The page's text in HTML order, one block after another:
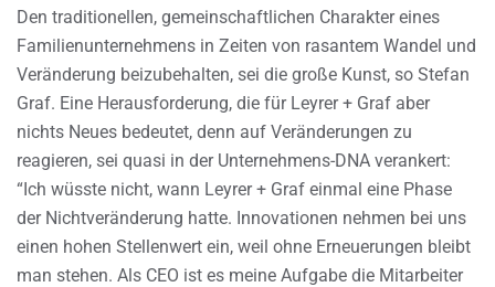
Den traditionellen, gemeinschaftlichen Charakter eines
Familienunternehmens in Zeiten von rasantem Wandel und
Veränderung beizubehalten, sei die große Kunst, so Stefan
Graf. Eine Herausforderung, die für Leyrer + Graf aber
nichts Neues bedeutet, denn auf Veränderungen zu
reagieren, sei quasi in der Unternehmens-DNA verankert:
“Ich wüsste nicht, wann Leyrer + Graf einmal eine Phase
der Nichtveränderung hatte. Innovationen nehmen bei uns
einen hohen Stellenwert ein, weil ohne Erneuerungen bleibt
man stehen. Als CEO ist es meine Aufgabe die Mitarbeiter